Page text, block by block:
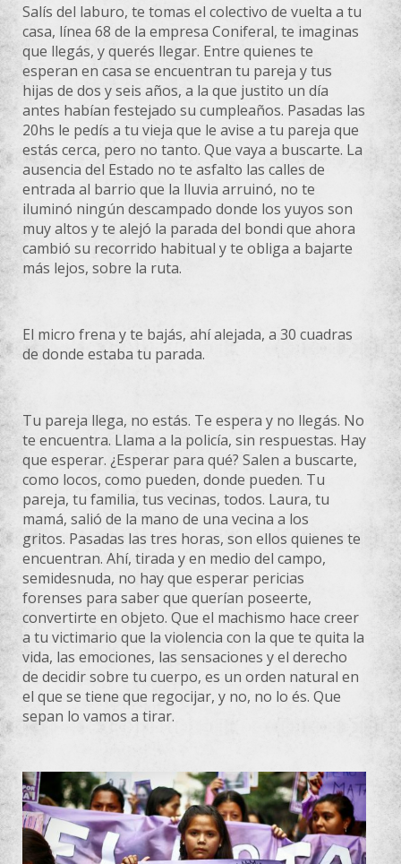
Salís del laburo, te tomas el colectivo de vuelta a tu
casa, línea 68 de la empresa Coniferal, te imaginas
que llegás, y querés llegar. Entre quienes te
esperan en casa se encuentran tu pareja y tus
hijas de dos y seis años, a la que justito un día
antes habían festejado su cumpleaños. Pasadas las
20hs le pedís a tu vieja que le avise a tu pareja que
estás cerca, pero no tanto. Que vaya a buscarte. La
ausencia del Estado no te asfalto las calles de
entrada al barrio que la lluvia arruinó, no te
iluminó ningún descampado donde los yuyos son
muy altos y te alejó la parada del bondi que ahora
cambió su recorrido habitual y te obliga a bajarte
más lejos, sobre la ruta.
El micro frena y te bajás, ahí alejada, a 30 cuadras
de donde estaba tu parada.
Tu pareja llega, no estás. Te espera y no llegás. No
te encuentra. Llama a la policía, sin respuestas. Hay
que esperar. ¿Esperar para qué? Salen a buscarte,
como locos, como pueden, donde pueden. Tu
pareja, tu familia, tus vecinas, todos. Laura, tu
mamá, salió de la mano de una vecina a los
gritos. Pasadas las tres horas, son ellos quienes te
encuentran. Ahí, tirada y en medio del campo,
semidesnuda, no hay que esperar pericias
forenses para saber que querían poseerte,
convertirte en objeto. Que el machismo hace creer
a tu victimario que la violencia con la que te quita la
vida, las emociones, las sensaciones y el derecho
de decidir sobre tu cuerpo, es un orden natural en
el que se tiene que regocijar, y no, no lo és. Que
sepan lo vamos a tirar.